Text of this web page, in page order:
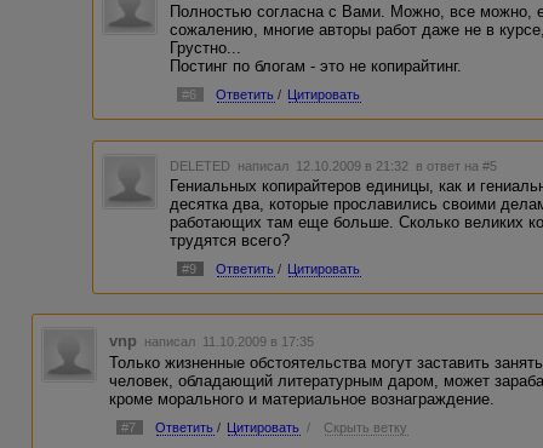
Полностью согласна с Вами. Можно, все можно,
сожалению, многие авторы работ даже не в
Грустно...
Постинг по блогам - это не копирайтинг.
#6 Ответить / Цитировать
DELETED написал 12.10.2009 в 21:32 в ответ на #5
Гениальных копирайтеров единицы, как и
десятка два, которые прославились своими
работающих там еще больше. Сколько великих
трудятся всего?
#9 Ответить / Цитировать
vnp написал 11.10.2009 в 17:35
Только жизненные обстоятельства могут заставить
человек, обладающий литературным даром, может
кроме морального и материальное вознаграждение.
#7 Ответить / Цитировать / Скрыть ветку